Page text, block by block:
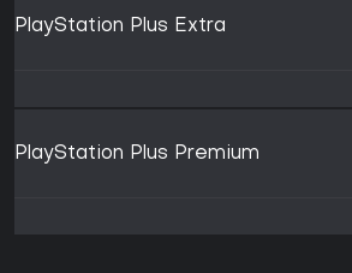
PlayStation Plus Extra
PlayStation Plus Premium